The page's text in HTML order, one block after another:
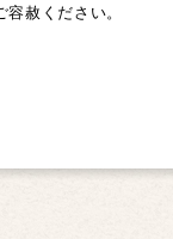
赦ください。